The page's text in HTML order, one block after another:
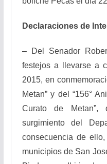
Declaraciones de
– Del Senador
festejos a llevarse a
2015, en
Metan” y del “156°
Curato de Metan”,
surgimiento del
consecuencia de
municipios de San